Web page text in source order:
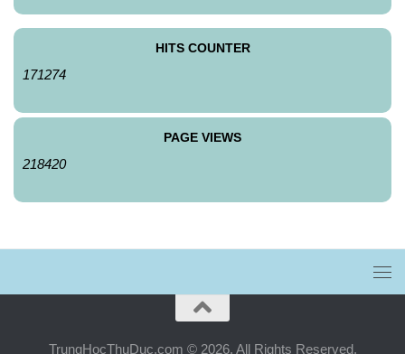
HITS COUNTER
171274
PAGE VIEWS
218420
TrungHocThuDuc.com © 2026. All Rights Reserved.